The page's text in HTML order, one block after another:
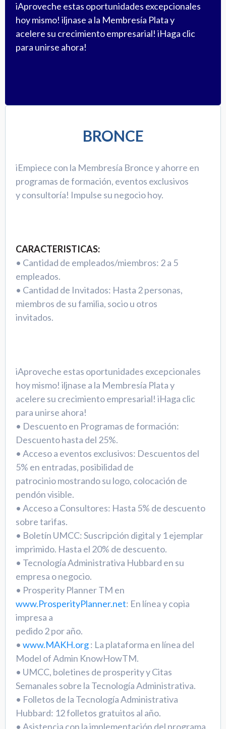
iAproveche estas oportunidades excepcionales
hoy mismo! iljnase a la Membresía Plata y
acelere su crecimiento empresarial! iHaga clic
para unirse ahora!
BRONCE
iEmpiece con la Membresía Bronce y ahorre en
programas de formación, eventos exclusivos
y consultoría! Impulse su negocio hoy.
CARACTERISTICAS:
• Cantidad de empleados/miembros: 2 a 5
empleados.
• Cantidad de Invitados: Hasta 2 personas,
miembros de su familia, socio u otros
invitados.
iAproveche estas oportunidades excepcionales
hoy mismo! iljnase a la Membresía Plata y
acelere su crecimiento empresarial! iHaga clic
para unirse ahora!
• Descuento en Programas de formación:
Descuento hasta del 25%.
• Acceso a eventos exclusivos: Descuentos del
5% en entradas, posibilidad de
patrocinio mostrando su logo, colocación de
pendón visible.
• Acceso a Consultores: Hasta 5% de descuento
sobre tarifas.
• Boletín UMCC: Suscripción digital y 1 ejemplar
imprimido. Hasta el 20% de descuento.
• Tecnología Administrativa Hubbard en su
empresa o negocio.
• Prosperity Planner TM en
www.ProsperityPlanner.net: En línea y copia
impresa a
pedido 2 por año.
• www.MAKH.org: La plataforma en línea del
Model of Admin KnowHowTM.
• UMCC, boletines de prosperity y Citas
Semanales sobre la Tecnología Administrativa.
• Folletos de la Tecnología Administrativa
Hubbard: 12 folletos gratuitos al año.
• Asistencia con la implementación del programa